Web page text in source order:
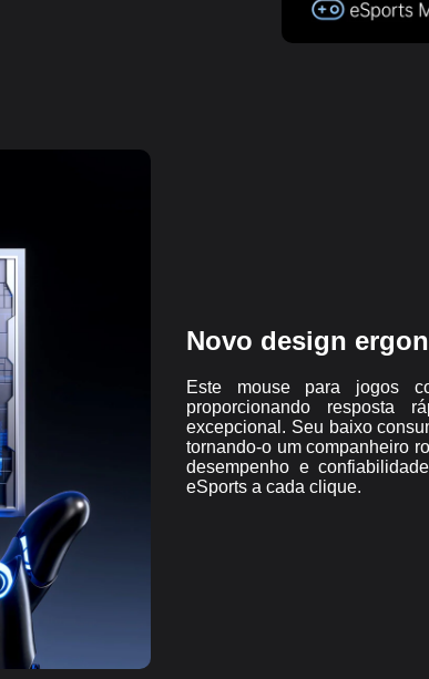
Novo design
Este mouse para jogos
proporcionando resposta
excepcional. Seu baixo
tornando-o um companheiro
desempenho e
eSports a cada clique.